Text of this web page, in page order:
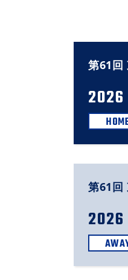
第61回
2026
第61回
2026